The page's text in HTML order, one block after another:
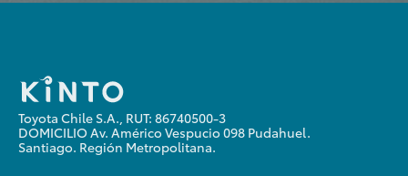
Toyota Chile S.A., RUT: 86740500-3
DOMICILIO Av. Américo Vespucio 098 Pudahuel.
Santiago. Región Metropolitana.